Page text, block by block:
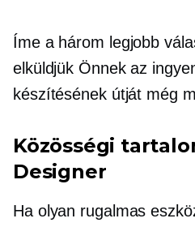
Íme a három legjobb
elküldjük Önnek az
készítésének útját még
Közösségi
Designer
Ha olyan rugalmas